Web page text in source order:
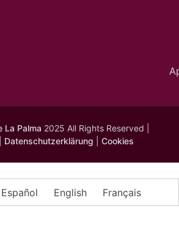
La Palma 2025 All Rights Reserved |
Datenschutzerklärung Cookies
Español English Français